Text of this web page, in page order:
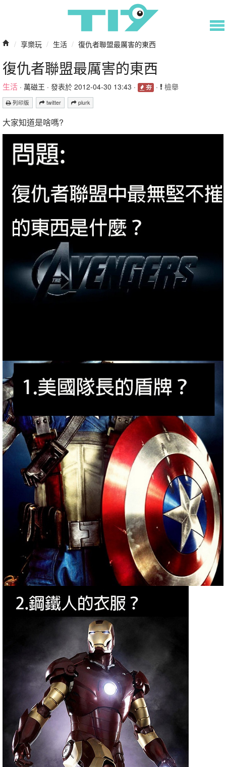
/ 享樂玩 / 生活 / 復仇者聯盟最厲害的東西
復仇者聯盟最厲害的東西
生活 · 萬磁王 · 發表於 2012-04-30 13:43 · 夯 · 檢舉
列印版 twitter plurk
大家知道是啥嗎?